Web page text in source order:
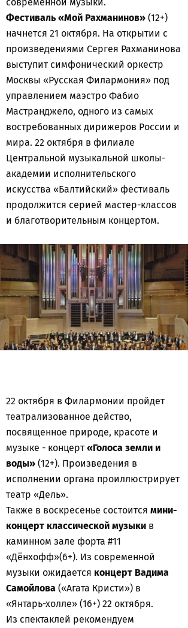
Фестиваль «Мой Рахманинов» (12+)
начнется 21 октября. На открытии с
произведениями Сергея Рахманинова
выступит симфонический оркестр
Москвы «Русская Филармония» под
управлением маэстро Фабио
Мастранджело, одного из самых
востребованных дирижеров России и
мира. 22 октября в филиале
Центральной музыкальной школы-
академии исполнительского
искусства «Балтийский» фестиваль
продолжится серией мастер-классов
и благотворительным концертом.
22 октября в Филармонии пройдет
театрализованное действо,
посвященное природе, красоте и
музыке - концерт«Голоса земли и
воды» (12+). Произведения в
исполнении органа проиллюстрирует
театр «Дель».
Также в воскресенье состоится мини-
концерт классической музыки в
каминном зале форта #11
«Дёнхофф»(6+). Из современной
музыки ожидается концерт Вадима
Самойлова («Агата Кристи») в
«Янтарь-холле» (16+) 22 октября.
Из спектаклей рекомендуем